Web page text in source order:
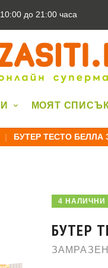
до 21:00 часа
МОЯТ
| БУТЕР ТЕСТО БЕЛЛА
4 НАЛИЧНИ
БУТЕР